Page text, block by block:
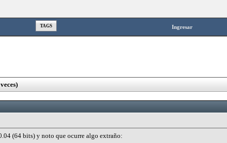
TAGS Ingresar
(64 bits) y noto que ocurre algo extraño: